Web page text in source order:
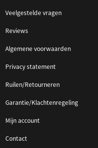
Veelgestelde vragen
Reviews
Algemene voorwaarden
Privacy statement
Ruilen/Retourneren
Garantie/Klachtenregeling
Mijn account
Contact